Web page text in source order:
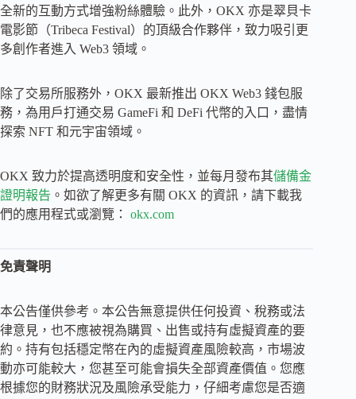
全新的互動方式增強粉絲體驗。此外，OKX 亦是翠貝卡
電影節（Tribeca Festival）的頂級合作夥伴，致力吸引更
多創作者進入 Web3 領域。
除了交易所服務外，OKX 最新推出 OKX Web3 錢包服
務，為用戶打通交易 GameFi 和 DeFi 代幣的入口，盡情
探索 NFT 和元宇宙領域。
OKX 致力於提高透明度和安全性，並每月發布其儲備金
證明報告 。如欲了解更多有關 OKX 的資訊，請下載我
們的應用程式或瀏覽： okx.com
免責聲明
本公告僅供參考。本公告無意提供任何投資、稅務或法
律意見，也不應被視為購買、出售或持有虛擬資產的要
約。持有包括穩定幣在內的虛擬資產風險較高，市場波
動亦可能較大，您甚至可能會損失全部資產價值。您應
根據您的財務狀況及風險承受能力，仔細考慮您是否適